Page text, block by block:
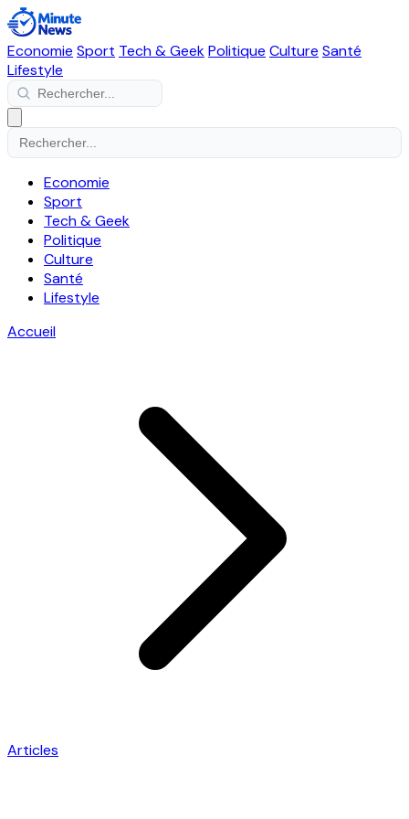
Economie Sport Tech & GeekPolitique Culture Santé
Lifestyle
Economie
Sport
Tech & Geek
Politique
Culture
Santé
Lifestyle
Accueil
Articles